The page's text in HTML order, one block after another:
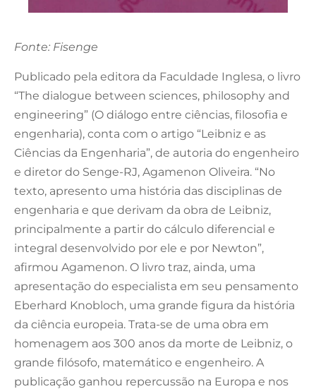
Fonte: Fisenge
Publicado pela editora da Faculdade Inglesa, o livro
“The dialogue between sciences, philosophy and
engineering” (O diálogo entre ciências, filosofia e
engenharia), conta com o artigo “Leibniz e as
Ciências da Engenharia”, de autoria do engenheiro
e diretor do Senge-RJ, Agamenon Oliveira. “No
texto, apresento uma história das disciplinas de
engenharia e que derivam da obra de Leibniz,
principalmente a partir do cálculo diferencial e
integral desenvolvido por ele e por Newton”,
afirmou Agamenon. O livro traz, ainda, uma
apresentação do especialista em seu pensamento
Eberhard Knobloch, uma grande figura da história
da ciência europeia. Trata-se de uma obra em
homenagem aos 300 anos da morte de Leibniz, o
grande filósofo, matemático e engenheiro. A
publicação ganhou repercussão na Europa e nos